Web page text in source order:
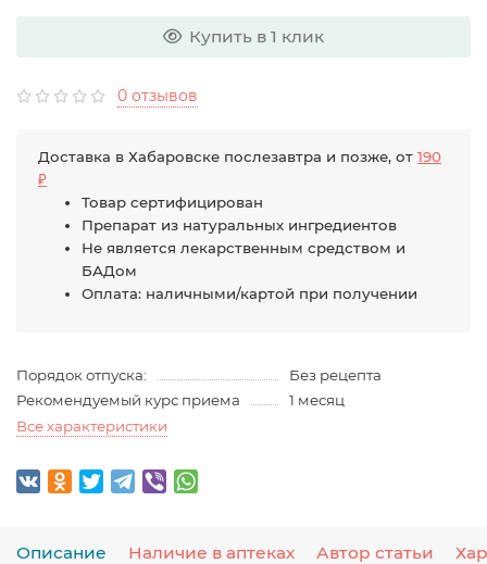
Купить в 1 клик
0 отзывов
Доставка в Хабаровске послезавтра и позже, от 190
₽
Товар сертифицирован
Препарат из натуральных ингредиентов
Не является лекарственным средством и
БАДом
Оплата: наличными/картой при получении
Порядок отпуска:
Без рецепта
Рекомендуемый курс приема
1 месяц
Все характеристики
Описание Наличие в аптеках Автор статьи